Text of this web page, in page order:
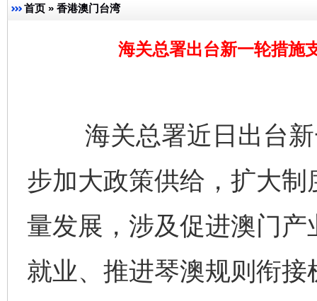
首页 » 香港澳门台湾
海关总署出台新一轮措施
海关总署近日出台新
步加大政策供给，扩大
量发展，涉及促进澳门
就业、推进琴澳规则衔